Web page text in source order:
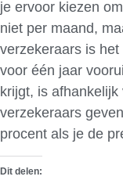
je ervoor kiezen
niet per maand,
verzekeraars is
voor één jaar
krijgt, is
verzekeraars
procent als je de
Dit delen: